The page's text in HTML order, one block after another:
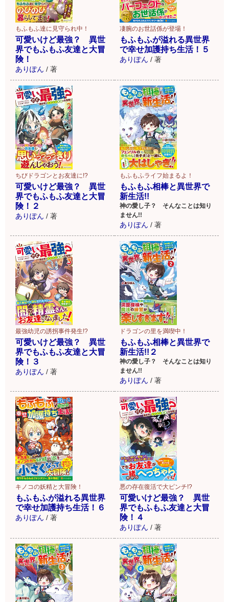
もふもふ達に見守られ中！
可愛いけど最強？ 異世
界でもふもふ友達と大冒
険！
ありぽん / 著
凄腕のお世話係が登場！
もふもふが溢れる異世界
で幸せ加護持ち生活！５
ありぽん / 著
ちびドラゴンとお友達に!?
可愛いけど最強？ 異世
界でもふもふ友達と大冒
険！２
ありぽん / 著
もふもふライフ始まるよ！
もふもふ相棒と異世界で
新生活!!
神の愛し子？ そんなことは知り
ません!!
ありぽん / 著
最強幼児の誘拐事件発生!?
可愛いけど最強？ 異世
界でもふもふ友達と大冒
険！３
ありぽん / 著
ドラゴンの里を満喫中！
もふもふ相棒と異世界で
新生活!!２
神の愛し子？ そんなことは知り
ません!!
ありぽん / 著
キノコの妖精と大冒険！
もふもふが溢れる異世界
で幸せ加護持ち生活！６
ありぽん / 著
悪の存在復活で大ピンチ!?
可愛いけど最強？ 異世
界でもふもふ友達と大冒
険！４
ありぽん / 著